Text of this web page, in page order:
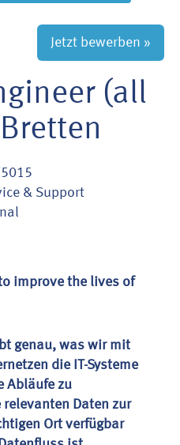
Jetzt bewerben »
(all
& Support
improve the lives of
genau, was wir mit
die IT-Systeme
Abläufe zu
Daten zur
Ort verfügbar